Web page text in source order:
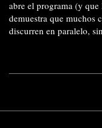
abre el programa (y
demuestra que muchos
discurren en paralelo,